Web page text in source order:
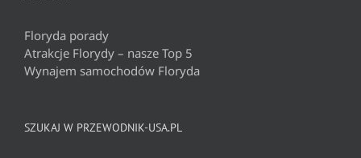
Floryda porady
Atrakcje Florydy – nasze Top 5
Wynajem samochodów Floryda
SZUKAJ W PRZEWODNIK-USA.PL